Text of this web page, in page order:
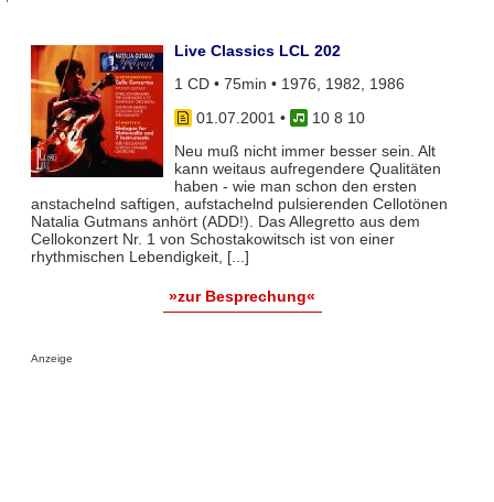
Live Classics LCL 202
1 CD • 75min • 1976, 1982, 1986
01.07.2001 •
10 8 10
Neu muß nicht immer besser sein. Alt
kann weitaus aufregendere Qualitäten
haben - wie man schon den ersten
anstachelnd saftigen, aufstachelnd pulsierenden Cellotönen
Natalia Gutmans anhört (ADD!). Das Allegretto aus dem
Cellokonzert Nr. 1 von Schostakowitsch ist von einer
rhythmischen Lebendigkeit, [...]
»zur Besprechung«
Anzeige